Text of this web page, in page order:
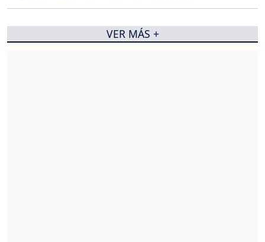
VER MÁS +